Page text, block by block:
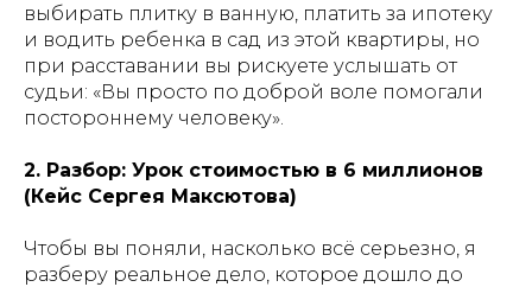
выбирать плитку в ванную, платить за ипотеку
и водить ребенка в сад из этой квартиры, но
при расставании вы рискуете услышать от
судьи: «Вы просто по доброй воле помогали
постороннему человеку».
2. Разбор: Урок стоимостью в 6 миллионов
(Кейс Сергея Максютова)
Чтобы вы поняли, насколько всё серьезно, я
разберу реальное дело, которое дошло до